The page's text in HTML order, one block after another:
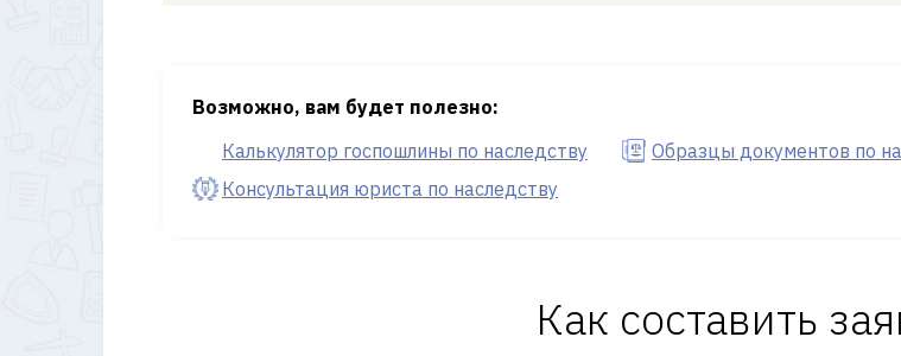
Возможно, вам будет полезно:
Калькулятор госпошлины по наследству
Образцы документов по
Консультация юриста по наследству
Как составить